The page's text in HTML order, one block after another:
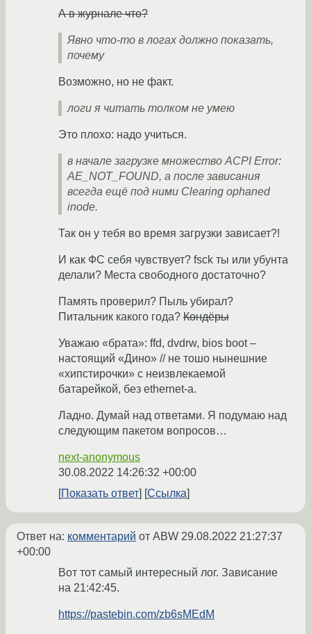
А в журнале что?
Явно что-то в логах должно показать,
почему
Возможно, но не факт.
логи я читать толком не умею
Это плохо: надо учиться.
в начале загрузке множество ACPI Error:
AE_NOT_FOUND, а после зависания
всегда ещё под ними Clearing ophaned
inode.
Так он у тебя во время загрузки зависает?!
И как ФС себя чувствует? fsck ты или убунта
делали? Места свободного достаточно?
Память проверил? Пыль убирал?
Питальник какого года? Кондёры
Уважаю «брата»: ffd, dvdrw, bios boot –
настоящий «Дино» // не тошо нынешние
«хипстирочки» с неизвлекаемой
батарейкой, без ethernet-а.
Ладно. Думай над ответами. Я подумаю над
следующим пакетом вопросов…
next-anonymous
30.08.2022 14:26:32 +00:00
Показать ответ
Ссылка
Ответ на: комментарий от ABW 29.08.2022 21:27:37
+00:00
Вот тот самый интересный лог. Зависание
на 21:42:45.
https://pastebin.com/zb6sMEdM